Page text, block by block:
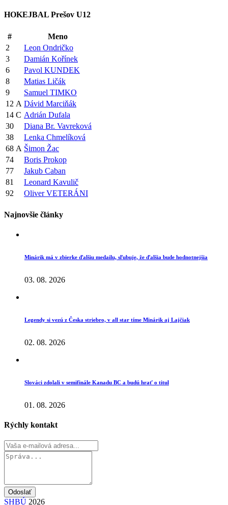
HOKEJBAL Prešov U12
#
Meno
2
Leon Ondričko
3
Damián Kořínek
6
Pavol KUNDEK
8
Matias Ličák
9
Samuel TIMKO
12 A Dávid Marciňák
14 C Adrián Dufala
30
Diana Br. Vavreková
38
Lenka Chmelíková
68 A Šimon Žac
74
Boris Prokop
77
Jakub Caban
81
Leonard Kavulič
92
Oliver VETERÁNI
Najnovšie články
Minárik má v zbierke ďalšiu medailu, sľubuje, že ďalšia bude hodnotnejšia
03. 08. 2026
Legendy si vezú z Česka striebro, v all star tíme Minárik aj Lajčiak
02. 08. 2026
Slováci zdolali v semifinále Kanadu BC a budú hrať o titul
01. 08. 2026
Rýchly kontakt
Odoslať
SHBÚ 2026